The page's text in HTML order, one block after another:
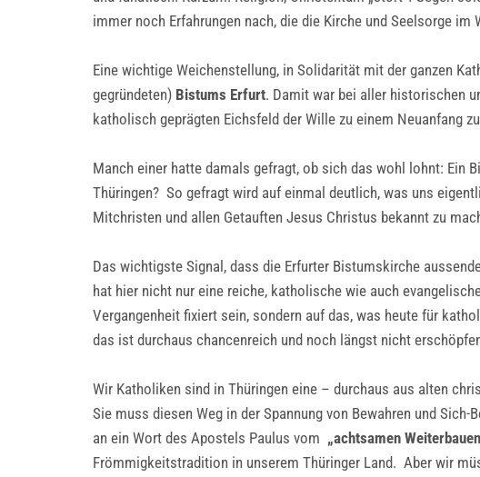
immer noch Erfahrungen nach, die die Kirche und Seelsorge
Eine wichtige Weichenstellung, in Solidarität mit der ganzen
gegründeten) Bistums Erfurt. Damit war bei aller historischen
katholisch geprägten Eichsfeld der Wille zu einem Neuanfang
Manch einer hatte damals gefragt, ob sich das wohl lohnt: Ein
Thüringen? So gefragt wird auf einmal deutlich, was uns
Mitchristen und allen Getauften Jesus Christus bekannt zu
Das wichtigste Signal, dass die Erfurter Bistumskirche
hat hier nicht nur eine reiche, katholische wie auch
Vergangenheit fixiert sein, sondern auf das, was heute für
das ist durchaus chancenreich und noch längst nicht
Wir Katholiken sind in Thüringen eine – durchaus aus alten
Sie muss diesen Weg in der Spannung von Bewahren und
an ein Wort des Apostels Paulus vom „achtsamen
Frömmigkeitstradition in unserem Thüringer Land. Aber wir